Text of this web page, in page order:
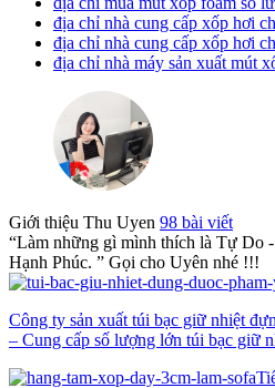
địa chỉ nhà cung cấp xốp hơi
địa chỉ nhà cung cấp xốp hơi
địa chỉ nhà máy sản xuất mút
Giới thiệu Thu Uyen 98 bài viết
“Làm những gì mình thích là Tự Do
Hạnh Phúc. ” Gọi cho Uyên nhé !!!
Công ty sản xuất túi bạc giữ nhiệt
– Cung cấp số lượng lớn túi bạc giữ